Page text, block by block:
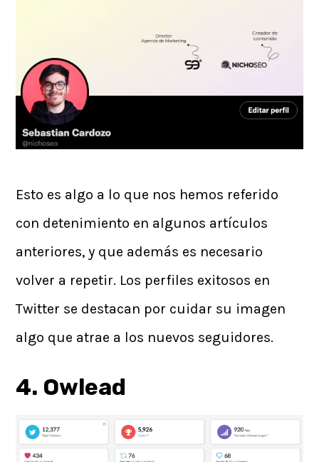
Esto es algo a lo que nos hemos referido
con detenimiento en algunos artículos
anteriores, y que además es necesario
volver a repetir. Los perfiles exitosos en
Twitter se destacan por cuidar su imagen
algo que atrae a los nuevos seguidores.
4. Owlead